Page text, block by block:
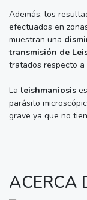
Además, los
efectuados en
muestran una
transmisión de
tratados respecto
La leishmaniosis
parásito
grave ya que no
ACERCA